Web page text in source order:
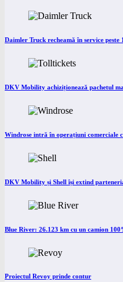
Daimler Truck recheamă în service peste
DKV Mobility achiziționează pachetul
Windrose intră în operațiuni comerciale
DKV Mobility și Shell își extind
Blue River: 26.123 km cu un camion
Proiectul Revoy prinde contur